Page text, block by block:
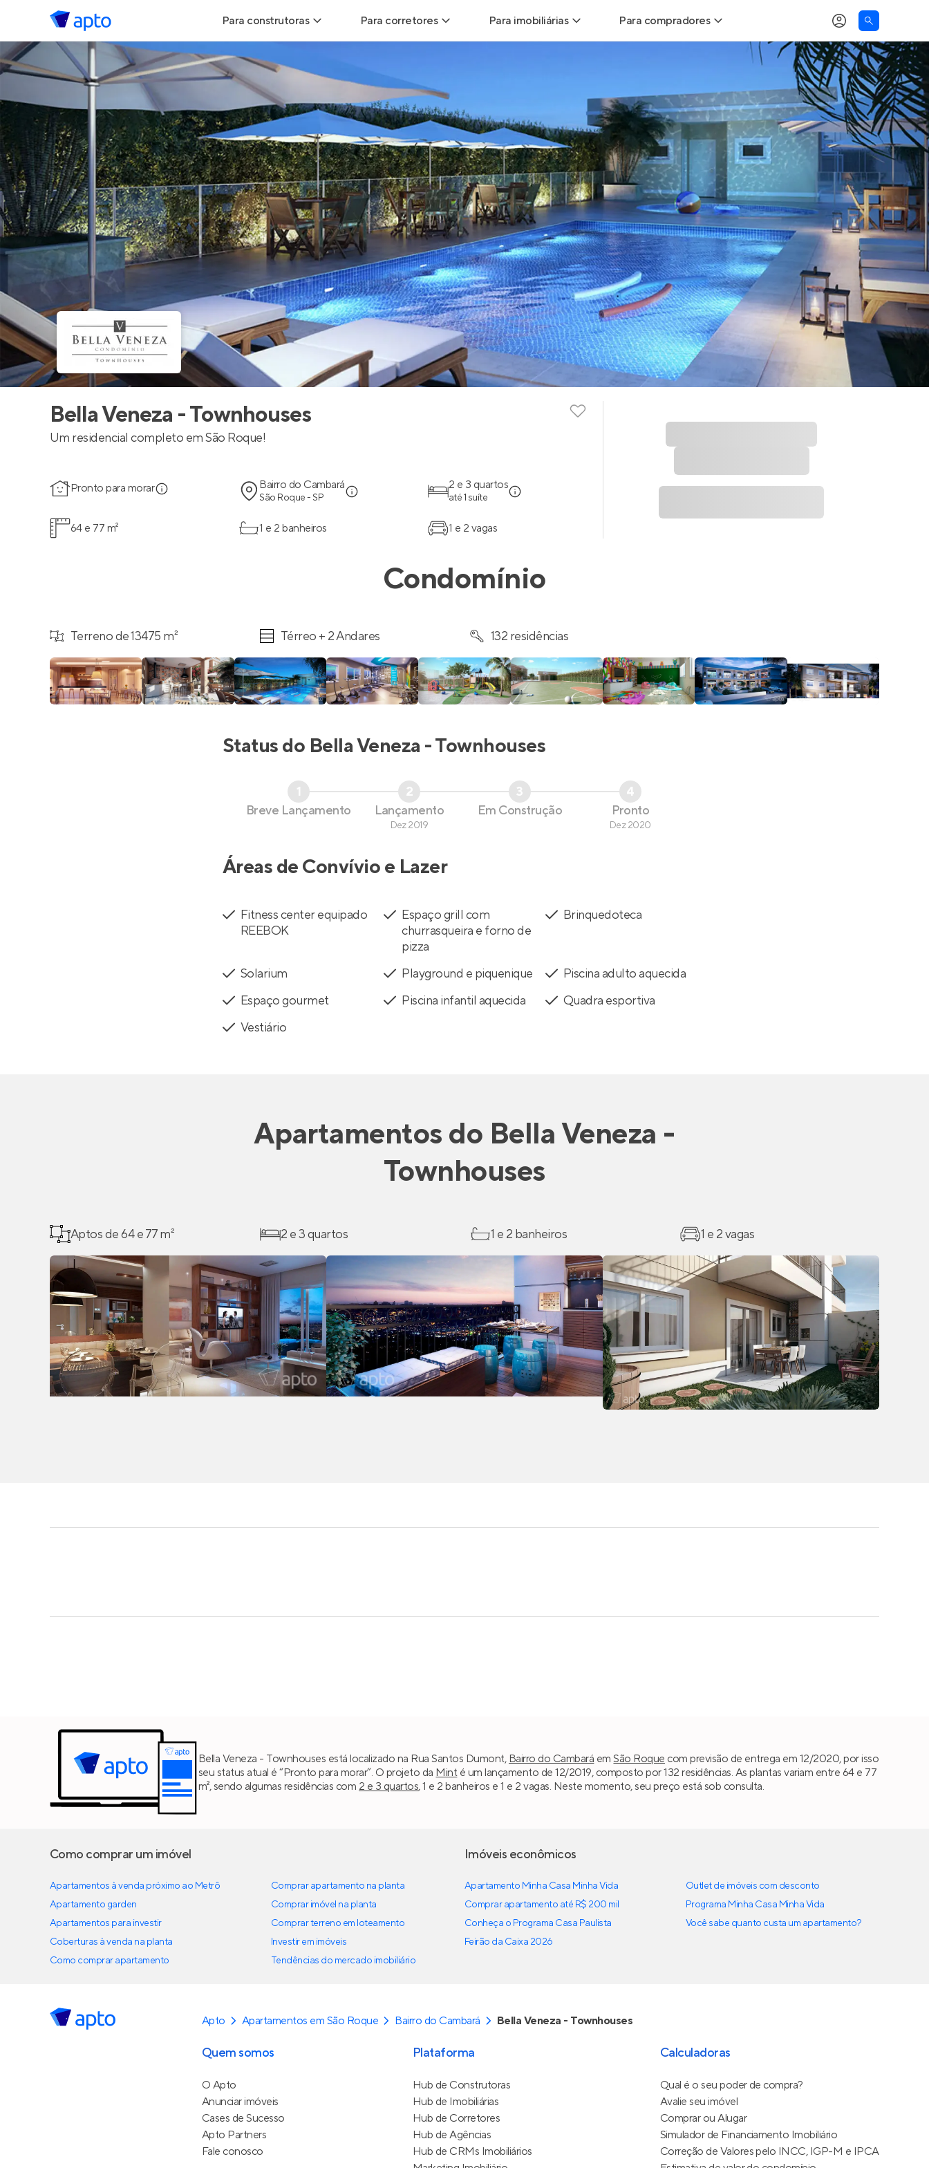
Para construtoras
Geração de Leads
Geração de Visitas
Geração de Vendas
Maiores Construtoras
Parcerias Imobiliárias
Anunciar Imóveis
Para corretores
Corretor+
Parcerias imobiliárias
Hub de Corretores
Perfil Verificado
Anunciar imóveis
Para imobiliárias
Hub de imobiliárias
Anunciar imóveis
Para compradores
Buscar um imóvel novo
Calcule seu Poder de Compra
Comprar x Alugar
Correção do INCC
Simulador de Financiamento
Encontre um corretor
Bella Veneza - Townhouses
Um residencial completo em São Roque!
Pronto para morar Bairro do Cambará
São Roque - SP
2 e 3 quartos
até 1 suíte
64 e 77 m² 1 e 2 banheiros 1 e 2 vagas
Condomínio
Terreno de 13475 m² Térreo + 2 Andares 132 residências
Status do Bella Veneza - Townhouses
1
Breve Lançamento
2
Lançamento
Dez 2019
3
Em Construção
4
Pronto
Dez 2020
Áreas de Convívio e Lazer
Fitness center equipado
REEBOK
Espaço grill com
churrasqueira e forno de
pizza
Brinquedoteca
Solarium Playground e piquenique
Piscina adulto aquecida
Espaço gourmet
Piscina infantil aquecida
Quadra esportiva
Vestiário
Apartamentos do Bella Veneza -
Townhouses
Aptos de 64 e 77 m² 2 e 3 quartos 1 e 2 banheiros 1 e 2 vagas
Bella Veneza - Townhouses está localizado na Rua Santos Dumont, Bairro do Cambará emSão Roque com previsão de entrega em 12/2020, por isso
seu status atual é “Pronto para morar”. O projeto da Minté um lançamento de 12/2019, composto por 132 residências. As plantas variam entre 64 e 77
m², sendo algumas residências com 2 e 3 quartos, 1 e 2 banheiros e 1 e 2 vagas. Neste momento, seu preço está sob consulta.
Como comprar um imóvel
Apartamentos à venda próximo ao Metrô
Apartamento garden
Apartamentos para investir
Coberturas à venda na planta
Como comprar apartamento
Comprar apartamento na planta
Comprar imóvel na planta
Comprar terreno em loteamento
Investir em imóveis
Tendências do mercado imobiliário
Imóveis econômicos
Apartamento Minha Casa Minha Vida
Comprar apartamento até R$ 200 mil
Conheça o Programa Casa Paulista
Feirão da Caixa 2026
Outlet de imóveis com desconto
Programa Minha Casa Minha Vida
Você sabe quanto custa um apartamento?
Apto Apartamentos em São Roque Bairro do Cambará Bella Veneza - Townhouses
Quem somos
O Apto
Anunciar imóveis
Cases de Sucesso
Apto Partners
Fale conosco
Plataforma
Hub de Construtoras
Hub de Imobiliárias
Hub de Corretores
Hub de Agências
Hub de CRMs Imobiliários
Calculadoras
Qual é o seu poder de compra?
Avalie seu imóvel
Comprar ou Alugar
Simulador de Financiamento Imobiliário
Correção de Valores pelo INCC, IGP-M e IPCA